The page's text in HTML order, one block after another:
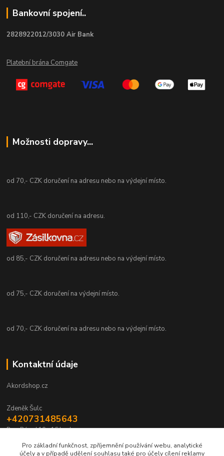
Bankovní spojení..
2828922012/3030 Air Bank
Platební brána Comgate
Možnosti dopravy...
od 70,- CZK doručení na adresu nebo na výdejní místo.
od 110,- CZK doručení na adresu.
od 85,- CZK doručení na adresu nebo na výdejní místo.
od 75,- CZK doručení na výdejní místo.
od 70,- CZK doručení na adresu nebo na výdejní místo.
Kontaktní údaje
Akordshop.cz
Zdeněk Šulc
+420731485643
Po - Pá od 10 - 16 hod.
info@akordshop.cz
Pro základní funkčnost, zpříjemnění používání webu, analytické
účely a v případě udělení souhlasu také pro účely cílení reklamy